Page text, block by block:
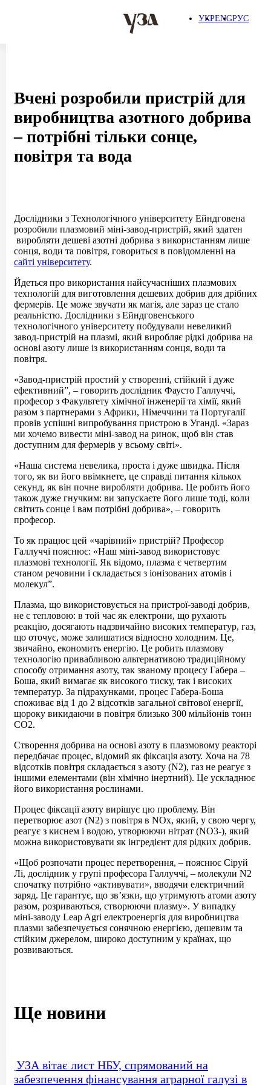
Зв'язатися з нами
УКРENGРУС
Вчені розробили пристрій для
виробництва азотного добрива
– потрібні тільки сонце,
повітря та вода
Дослідники з Технологічного університету Ейндговена
розробили плазмовий міні-завод-пристрій, який здатен
виробляти дешеві азотні добрива з використанням лише
сонця, води та повітря, говориться в повідомленні на
сайті університету.
Йдеться про використання найсучасніших плазмових
технологій для виготовлення дешевих добрив для дрібних
фермерів. Це може звучати як магія, але зараз це стало
реальністю. Дослідники з Ейндговенського
технологічного університету побудували невеликий
завод-пристрій на плазмі, який виробляє рідкі добрива на
основі азоту лише із використанням сонця, води та
повітря.
«Завод-пристрій простий у створенні, стійкий і дуже
ефективний”, – говорить дослідник Фаусто Галлуччі,
професор з Факультету хімічної інженерії та хімії, який
разом з партнерами з Африки, Німеччини та Португалії
провів успішні випробування пристрою в Уганді. «Зараз
ми хочемо вивести міні-завод на ринок, щоб він став
доступним для фермерів у всьому світі».
«Наша система невелика, проста і дуже швидка. Після
того, як ви його ввімкнете, це справді питання кількох
секунд, як він почне виробляти добрива. Це робить його
також дуже гнучким: ви запускаєте його лише тоді, коли
світить сонце і вам потрібні добрива», – говорить
професор.
То як працює цей «чарівний» пристрій? Професор
Галлуччі пояснює: «Наш міні-завод використовує
плазмові технології. Як відомо, плазма є четвертим
станом речовини і складається з іонізованих атомів і
молекул”.
Плазма, що використовується на пристрої-заводі добрив,
не є тепловою: в той час як електрони, що рухають
реакцію, досягають надзвичайно високих температур, газ,
що оточує, може залишатися відносно холодним. Це,
звичайно, економить енергію. Це робить плазмову
технологію привабливою альтернативою традиційному
способу отримання азоту, так званому процесу Габера –
Боша, який вимагає як високого тиску, так і високих
температур. За підрахунками, процес Габера-Боша
споживає від 1 до 2 відсотків загальної світової енергії,
щороку викидаючи в повітря близько 300 мільйонів тонн
СО2.
Створення добрива на основі азоту в плазмовому реакторі
передбачає процес, відомий як фіксація азоту. Хоча на 78
відсотків повітря складається з азоту (N2), газ не реагує з
іншими елементами (він хімічно інертний). Це ускладнює
його використання рослинами.
Процес фіксації азоту вирішує цю проблему. Він
перетворює азот (N2) з повітря в NOx, який, у свою чергу,
реагує з киснем і водою, утворюючи нітрат (NO3-), який
можна використовувати як інгредієнт для рідких добрив.
«Щоб розпочати процес перетворення, – пояснює Сіруй
Лі, дослідник у групі професора Галлуччі, – молекули N2
спочатку потрібно «активувати», вводячи електричний
заряд. Це гарантує, що зв’язки, що утримують атоми азоту
разом, розриваються, створюючи плазму». У випадку
міні-заводу Leap Agri електроенергія для виробництва
плазми забезпечується сонячною енергією, дешевим та
стійким джерелом, широко доступним у країнах, що
розвиваються.
Ще новини
УЗА вітає лист НБУ, спрямований на
забезпечення фінансування аграрної галузі в